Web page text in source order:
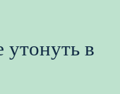
утонуть в